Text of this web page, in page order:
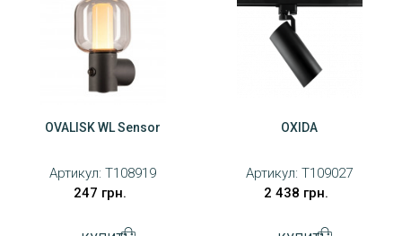
OVALISK WL Sensor
Артикул: T108919
247 грн.
OXIDA
Артикул: T109027
2 438 грн.